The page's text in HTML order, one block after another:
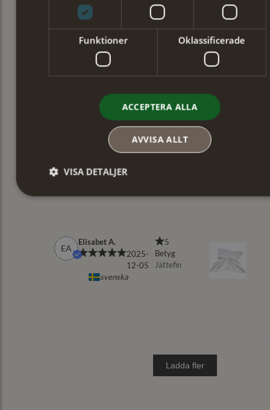
Funktioner Oklassificerade
ACCEPTERA ALLA
AVVISA ALLT
VISA DETALJER